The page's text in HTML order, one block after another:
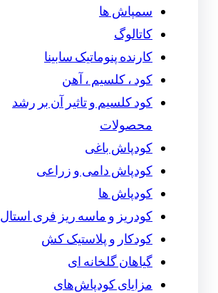
سمپاش ها
کاتالوگ
کارنده پنوماتیک سابینا
کود ، کلسیم ، آهن
کود کلسیم و تاثیر آن بر رشد
محصولات
کودپاش باغی
کودپاش دامی و زراعی
کودپاش ها
کودریز و ماسه ریز فری استال
کودکار و پلاستیک کش
گیاهان گلخانه ای
مزایای کودپاش‌های